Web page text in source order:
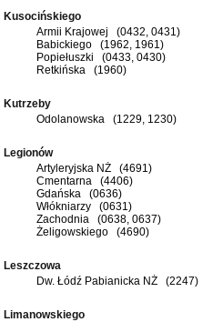
Kusocińskiego
Armii Krajowej (0432, 0431)
Babickiego (1962, 1961)
Popiełuszki (0433, 0430)
Retkińska (1960)
Kutrzeby
Odolanowska (1229, 1230)
Legionów
Artyleryjska NŻ (4691)
Cmentarna (4406)
Gdańska (0636)
Włókniarzy (0631)
Zachodnia (0638, 0637)
Żeligowskiego (4690)
Leszczowa
Dw. Łódź Pabianicka NŻ (2247)
Limanowskiego